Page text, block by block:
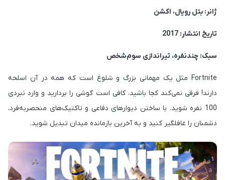
ژانر: بتل رویال، اکشن
تاریخ انتشار: 2017
سبک: چندنفره، تیراندازی سوم‌شخص
Fortnite مثل یک مهمانی بزرگ و شلوغ است که همه در آن اسلحه
دارند! فرقی نمی‌کند کجا باشید، کافی است گوشی را بردارید و وارد نبردی
100 نفره شوید. با ساختن دیوارهای دفاعی و تاکتیک‌های منحصر‌به‌فرد،
دشمنان را غافلگیر کنید و به آخرین بازمانده میدان تبدیل شوید.